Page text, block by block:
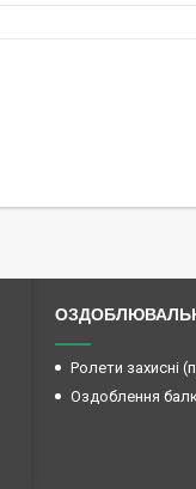
Ролети захисні
Оздоблення